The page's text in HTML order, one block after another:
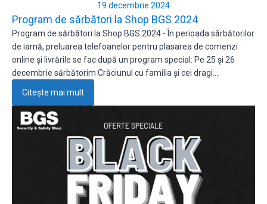
19 decembrie 2024
Program de sărbători la Shop BGS 2024
Program de sărbători la Shop BGS 2024 - În perioada sărbătorilor
de iarnă, preluarea telefoanelor pentru plasarea de comenzi
online și livrările se fac după un program special: Pe 25 și 26
decembrie sărbătorim Crăciunul cu familia și cei dragi.…
Citește mai mult